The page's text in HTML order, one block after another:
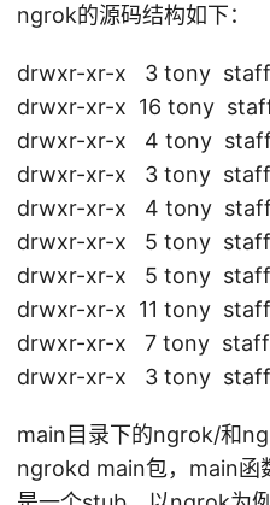
c
o
m
/i
n
c
o
n
s
h
r
e
e
a
bl
ngrok的源码结构如下：
drwxr-xr-x 3 tony staff
drwxr-xr-x 16 tony
drwxr-xr-x 4 tony staff
drwxr-xr-x 3 tony staff
drwxr-xr-x 4 tony staff
drwxr-xr-x 5 tony staff
drwxr-xr-x 5 tony staff
drwxr-xr-x 11 tony
drwxr-xr-x 7 tony staff
drwxr-xr-x 3 tony staff
main目录下的ngrok/和
ngrokd main包，main函